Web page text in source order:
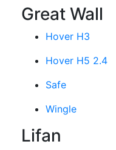
Great Wall
Hover H3
Hover H5 2.4
Safe
Wingle
Lifan